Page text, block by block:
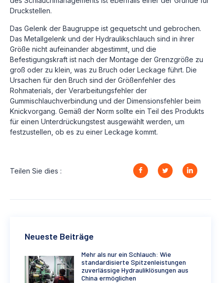
Druckstellen.
Das Gelenk der Baugruppe ist gequetscht und gebrochen.
Das Metallgelenk und der Hydraulikschlauch sind in ihrer
Größe nicht aufeinander abgestimmt, und die
Befestigungskraft ist nach der Montage der Grenzgröße zu
groß oder zu klein, was zu Bruch oder Leckage führt. Die
Ursachen für den Bruch sind der Größenfehler des
Rohmaterials, der Verarbeitungsfehler der
Gummischlauchverbindung und der Dimensionsfehler beim
Knickvorgang. Gemäß der Norm sollte ein Teil des Produkts
für einen Unterdrückungstest ausgewählt werden, um
festzustellen, ob es zu einer Leckage kommt.
Teilen Sie dies :
Neueste Beiträge
Mehr als nur ein Schlauch: Wie
standardisierte Spitzenleistungen
zuverlässige Hydrauliklösungen aus
China ermöglichen